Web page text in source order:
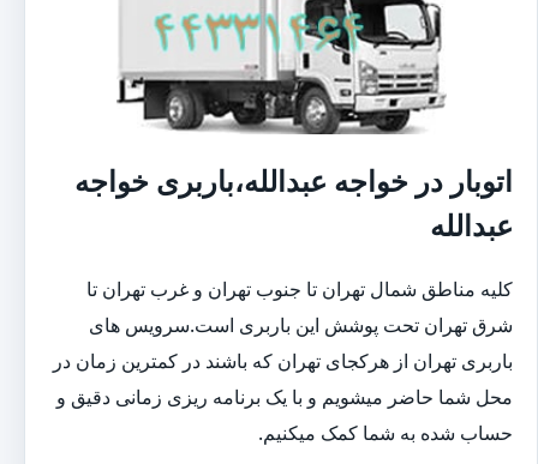
اتوبار در خواجه عبدالله،باربری خواجه
عبدالله
کلیه مناطق شمال تهران تا جنوب تهران و غرب تهران تا
شرق تهران تحت پوشش این باربری است.سرویس های
باربری تهران از هرکجای تهران که باشند در کمترین زمان در
محل شما حاضر میشویم و با یک برنامه ریزی زمانی دقیق و
حساب شده به شما کمک میکنیم.